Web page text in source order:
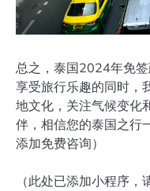
总之，泰国2024年免
享受旅行乐趣的同时，
地文化，关注气候变化
伴，相信您的泰国之行
添加免费咨询）
（此处已添加小程序，